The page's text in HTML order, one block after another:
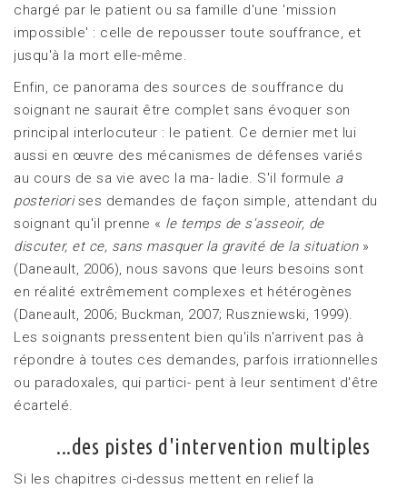
chargé par le patient ou sa famille d'une 'mission
impossible' : celle de repousser toute souffrance, et
jusqu'à la mort elle-même.
Enfin, ce panorama des sources de souffrance du
soignant ne saurait être complet sans évoquer son
principal interlocuteur : le patient. Ce dernier met lui
aussi en œuvre des mécanismes de défenses variés
au cours de sa vie avec la ma- ladie. S'il formule a
posteriorises demandes de façon simple, attendant du
soignant qu'il prenne « le temps de s'asseoir, de
discuter, et ce, sans masquer la gravité de la situation»
(Daneault, 2006), nous savons que leurs besoins sont
en réalité extrêmement complexes et hétérogènes
(Daneault, 2006; Buckman, 2007; Ruszniewski, 1999).
Les soignants pressentent bien qu'ils n'arrivent pas à
répondre à toutes ces demandes, parfois irrationnelles
ou paradoxales, qui partici- pent à leur sentiment d'être
écartelé.
...des pistes d'intervention multiples
Si les chapitres ci-dessus mettent en relief la